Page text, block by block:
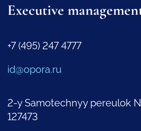
Executive
+7 (495) 247 4777
id@opora.ru
2-y Samotechnyy pereulok
127473